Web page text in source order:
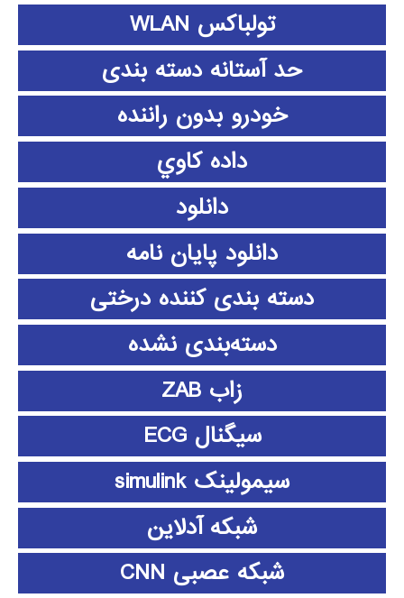
تولباکس WLAN
حد آستانه دسته بندی
خودرو بدون راننده
داده كاوي
دانلود
دانلود پايان نامه
دسته بندی کننده درختی
دسته‌بندی نشده
زاب ZAB
سیگنال ECG
سیمولینک simulink
شبکه آدلاین
شبکه عصبی CNN